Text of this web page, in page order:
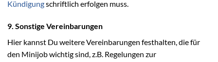
Kündigungschriftlich erfolgen muss.
9. Sonstige Vereinbarungen
Hier kannst Du weitere Vereinbarungen festhalten, die für
den Minijob wichtig sind, z.B. Regelungen zur